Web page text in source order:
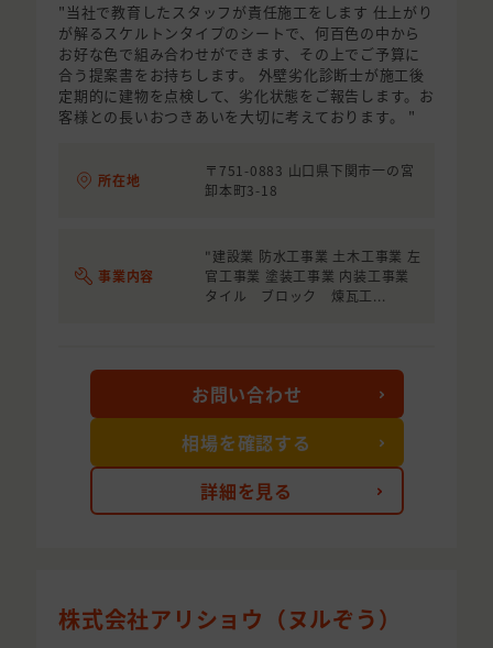
"当社で教育したスタッフが責任施工をします 仕上がり
が解るスケルトンタイプのシートで、何百色の中から
お好な色で組み合わせができます、その上でご予算に
合う提案書をお持ちします。 外壁劣化診断士が施工後
定期的に建物を点検して、劣化状態をご報告します。お
客様との長いおつきあいを大切に考えております。 "
所在地
〒751-0883 山口県下関市一の宮
卸本町3-18
事業内容
"建設業 防水工事業 土木工事業 左
官工事業 塗装工事業 内装工事業
タイル ブロック 煉瓦工...
詳細を見る
お問い合わせ
相場を確認する
株式会社アリショウ（ヌルぞう）